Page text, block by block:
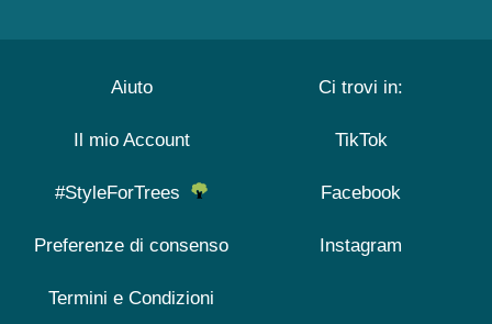
Aiuto
Il mio Account
#StyleForTrees
Preferenze di consenso
Termini e Condizioni
Ci trovi in:
TikTok
Facebook
Instagram